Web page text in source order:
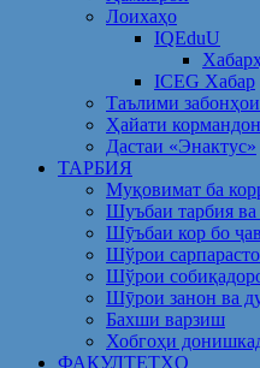
Лоихаҳо
IQEduU
ICEG Хабар
Таълими
Ҳайати кормандон
Дастаи «Энактус»
ТАРБИЯ
Муқовимат ба
Шуъбаи тарбия ва
Шӯъбаи кор бо
Шўрои
Шўрои
Шӯрои занон ва
Бахши варзиш
Хобгоҳи
ФАКУЛТЕТҲО